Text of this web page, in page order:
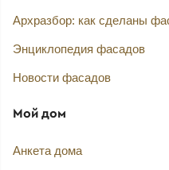
Архразбор: как сделаны
Энциклопедия фасадов
Новости фасадов
Мой дом
Анкета дома